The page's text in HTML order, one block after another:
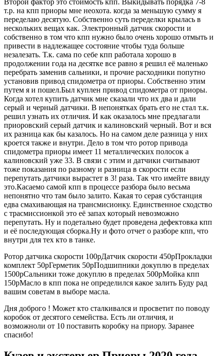
т.р. на кпп приоры мне неохота. когда за меньшую сумму я
переделаю десятую. Собственно суть переделки крылась в
нескольких вещах как. Электронный датчик скорости и
собственно в том что кпп нужно было очень хорошо отмыть и
привести в надлежащее состояние чтобы туда больше
незалезать. Т.к. сама по себе кпп работала хорошо в
продолжении года на десятке все равно я решил её маленько
перебрать заменив сальники, и прочие расходники попутно
установив привод спидометра от приоры. Собственно этим
путем я и пошел.Был куплен привод спидометра от приоры.
Когда хотел купить датчик мне сказали что их два и дали
серый и черный датчики. В непонятках брать его не стал т.к.
решил узнать их отличия. И как оказалось мне предлагали
приоровский серый датчик и калиновский черный. Вот и вся
их разница как бы казалось. Но на самом деле разница у них
кроется также и внутри. Дело в том что ротор привода
спидометра приоры имеет 11 металлических полосок а
калиновский уже 33. В связи с этим и датчики считывают
тоже показания по разному и разница в скорости если
перепутать датчики вырастет в 3! раза. Так что имейте ввиду
это.Касаемо самой кпп в процессе разбора было весьма
непонятно что там было залито. Какая то серая субстанция
едва смахивающая на трансмисионку. Единственное сходство
с трасмиссионкой это её запах который невозможно
перепутать. Ну и подетально будет проведена дефектовка кпп
и её последующая сборка.Ну и фото отчет о разборе кпп, что
внутри для тех кто в танке.
Ротор датчика скорости 100рДатчик скорости 450рПрокладки
комплект 50рГерметик 50рПодшипники докуплю в пределах
1500рСальники тоже докуплю в пределах 500рМойка кпп
150рМасло в кпп пока не определился какое залить Буду рад
вашим советам в выборе масла.
Дня доброго ! Может кто сталкивался и просветит по поводу
коробок от десятого семейства. Есть ли отличия, и
возможноли от 10 поставить коробку на приору. Заранее
спасибо!